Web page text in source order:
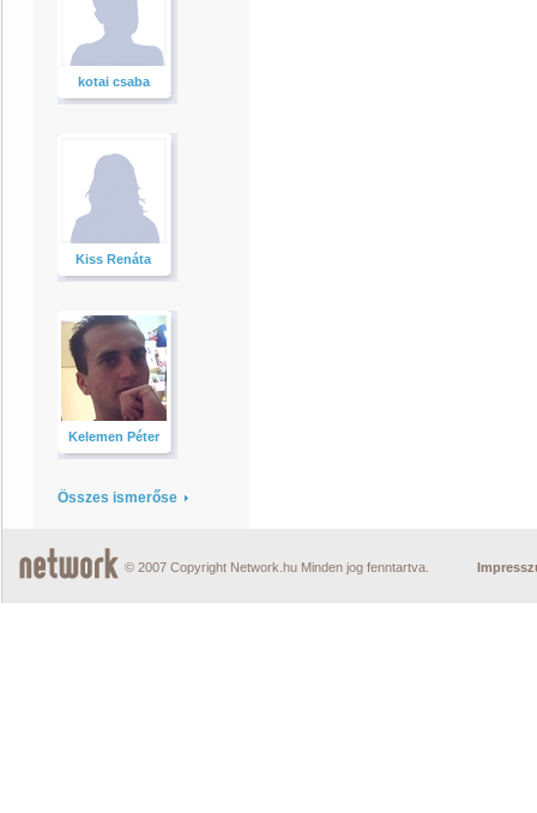
kotai csaba
Kiss Renáta
Kelemen Péter
Összes ismerőse
© 2007 Copyright Network.hu Minden jog fenntartva.